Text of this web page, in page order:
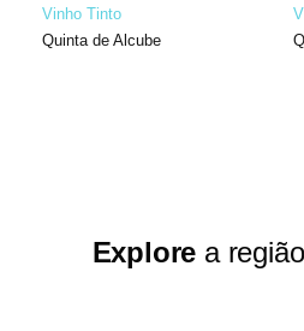
Vinho Tinto
Quinta de Alcube
Explore a